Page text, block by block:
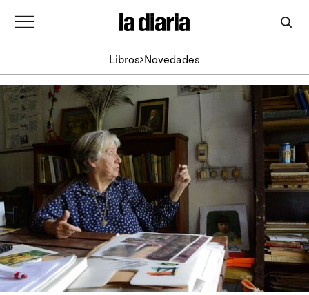
Libros Novedades